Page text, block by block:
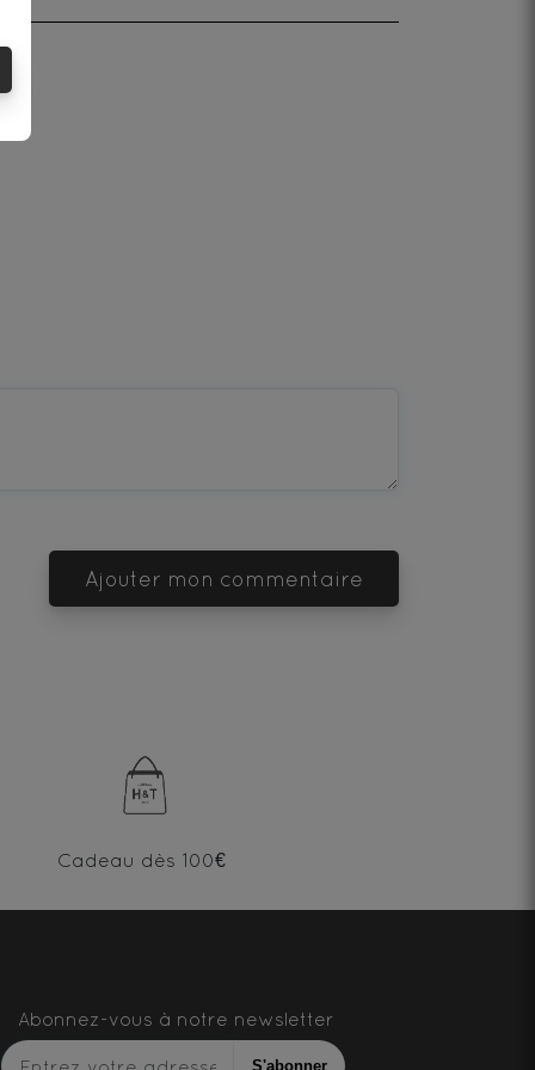
Ajouter mon commentaire
Cadeau dès 100€
Abonnez-vous à notre newsletter
S'abonner